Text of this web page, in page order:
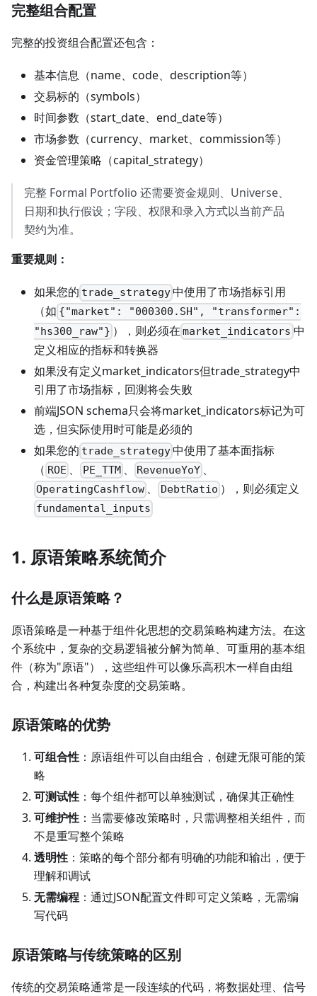
完整组合配置
完整的投资组合配置还包含：
基本信息（name、code、description等）
交易标的（symbols）
时间参数（start_date、end_date等）
市场参数（currency、market、commission等）
资金管理策略（capital_strategy）
完整 Formal Portfolio 还需要资金规则、Universe、
日期和执行假设；字段、权限和录入方式以当前产品
契约为准。
重要规则：
如果您的 trade_strategy中使用了市场指标引用
（如 {"market": "000300.SH", "transformer":
"hs300_raw"} ），则必须在market_indicators 中
定义相应的指标和转换器
如果没有定义market_indicators但trade_strategy中
引用了市场指标，回测将会失败
前端JSON schema只会将market_indicators标记为可
选，但实际使用时可能是必须的
如果您的 trade_strategy中使用了基本面指标
（ ROE 、 PE_TTM、 RevenueYoY 、
OperatingCashflow 、 DebtRatio ），则必须定义
fundamental_inputs
1. 原语策略系统简介
什么是原语策略？
原语策略是一种基于组件化思想的交易策略构建方法。在这
个系统中，复杂的交易逻辑被分解为简单、可重用的基本组
件（称为"原语"），这些组件可以像乐高积木一样自由组
合，构建出各种复杂度的交易策略。
原语策略的优势
可组合性 ：原语组件可以自由组合，创建无限可能的策
略
可测试性 ：每个组件都可以单独测试，确保其正确性
可维护性 ：当需要修改策略时，只需调整相关组件，而
不是重写整个策略
透明性 ：策略的每个部分都有明确的功能和输出，便于
理解和调试
无需编程 ：通过JSON配置文件即可定义策略，无需编
写代码
原语策略与传统策略的区别
传统的交易策略通常是一段连续的代码，将数据处理、信号